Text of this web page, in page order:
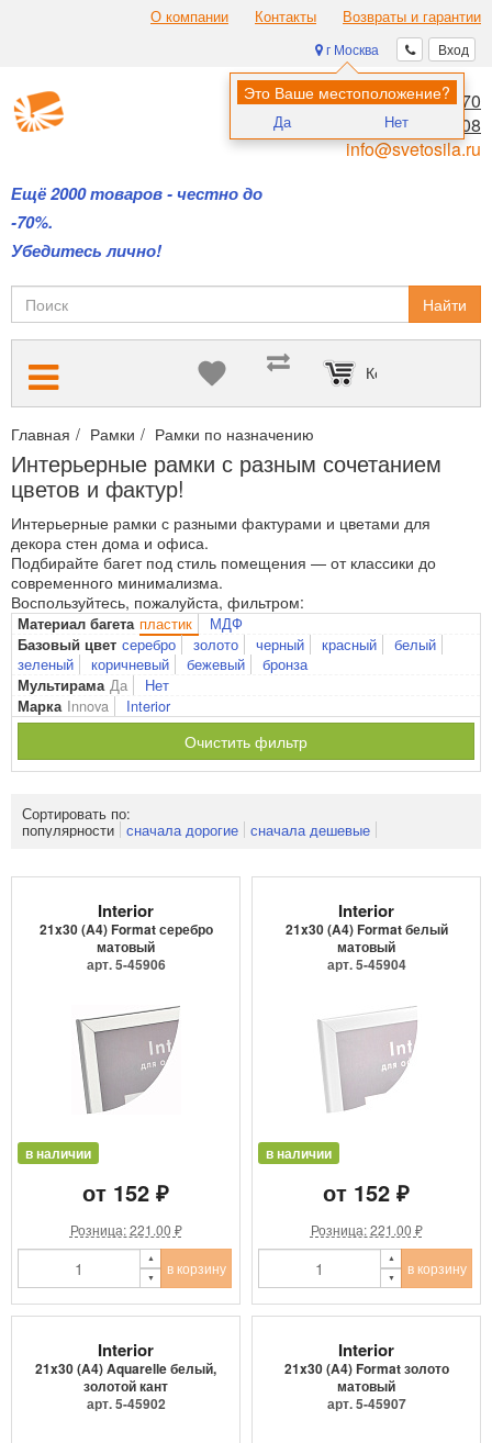
О компании Контакты Возвраты и гарантии
Вход
г Москва
Это Ваше местоположение?
Да Нет
Ещё 2000 товаров - честно до
-70%.
Убедитесь лично!
8 (495) 970-00-70
8 (800) 700-11-08
info@svetosila.ru
Найти
Корзина пуста
Главная Рамки Рамки по назначению
Интерьерные рамки с разным сочетанием
цветов и фактур!
Интерьерные рамки с разными фактурами и цветами для
декора стен дома и офиса.
Подбирайте багет под стиль помещения — от классики до
современного минимализма.
Воспользуйтесь, пожалуйста, фильтром:
Материал багета пластик МДФ
Базовый цвет серебро золото черный красный
белый
зеленый
коричневый бежевый бронза
Мультирама Да Нет
Марка Innova Interior
Очистить фильтр
Сортировать по:
популярности сначала дорогие сначала дешевые
Interior
21x30 (A4) Format серебро
матовый
арт. 5-45906
в наличии
от 152 ₽
Розница: 221.00 ₽
в корзину
Interior
21x30 (A4) Format белый
матовый
арт. 5-45904
в наличии
от 152 ₽
Розница: 221.00 ₽
в корзину
Interior
21x30 (A4) Aquarelle белый,
золотой кант
арт. 5-45902
Interior
21x30 (A4) Format золото
матовый
арт. 5-45907